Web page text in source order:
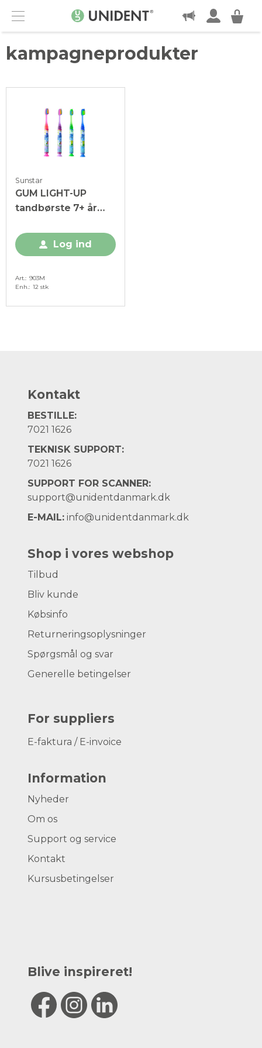
Menu
KONTAKT
kampagneprodukter
Sunstar
GUM LIGHT-UP
tandbørste 7+ år
Log ind
Art. 903M
Enh. 12 stk
Kontakt
BESTILLE:
7021 1626
TEKNISK SUPPORT:
7021 1626
SUPPORT FOR SCANNER:
support@unidentdanmark.dk
E-MAIL: info@unidentdanmark.dk
Shop i vores webshop
Tilbud
Bliv kunde
Købsinfo
Returneringsoplysninger
Spørgsmål og svar
Generelle betingelser
For suppliers
E-faktura / E-invoice
Information
Nyheder
Om os
Support og service
Kontakt
Kursusbetingelser
Blive inspireret!